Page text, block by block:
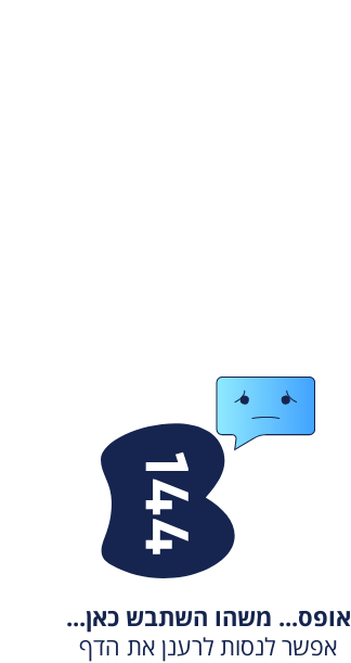
אופס... משהו השתבש כאן...
אפשר לנסות לרענן את הדף